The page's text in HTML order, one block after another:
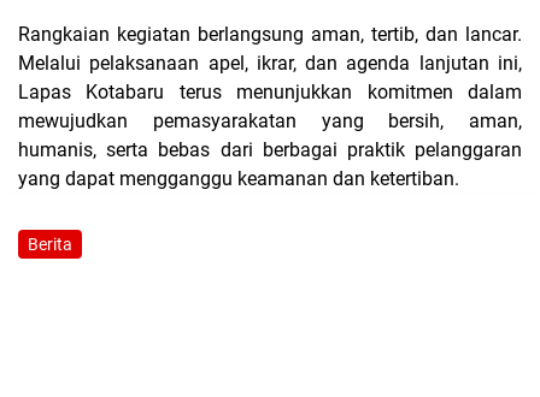
Rangkaian kegiatan berlangsung aman, tertib, dan lancar.
Melalui pelaksanaan apel, ikrar, dan agenda lanjutan ini,
Lapas Kotabaru terus menunjukkan komitmen dalam
mewujudkan pemasyarakatan yang bersih, aman,
humanis, serta bebas dari berbagai praktik pelanggaran
yang dapat mengganggu keamanan dan ketertiban.
Berita